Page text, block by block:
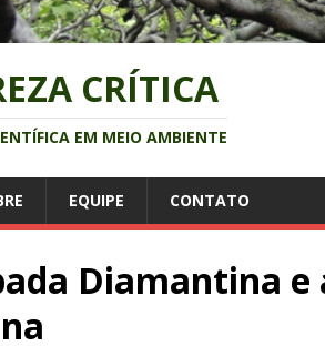
CRÍTICA
EM MEIO AMBIENTE
EQUIPE CONTATO
Diamantina e